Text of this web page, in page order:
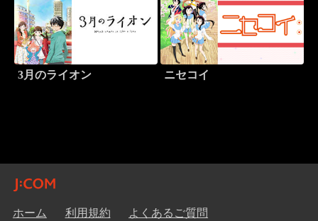
3月のライオン ニセコイ
ホーム 利用規約 よくあるご質問